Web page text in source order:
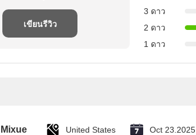
เขียนรีวิว
3 ดาว
2 ดาว
1 ดาว
Mixue United States Oct 23.2025